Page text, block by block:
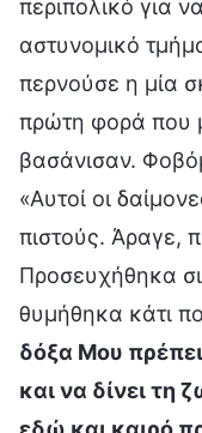
περιπολικό για
αστυνομικό
περνούσε η μία
πρώτη φορά που
βασάνισαν.
«Αυτοί οι
πιστούς. Άραγε,
Προσευχήθηκα
θυμήθηκα κάτι
δόξα Μου
και να δίνει τη